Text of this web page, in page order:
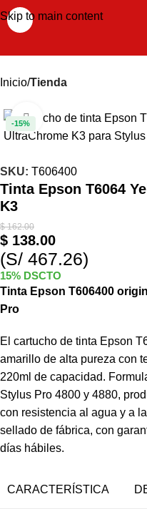
Skip to main content
Inicio Tienda
-15% Haga clic para
SKU: T606400
Tinta Epson T6064
K3
$162.00
$ 138.00
(S/ 467.26)
15% DSCTO
Tinta Epson T606400
Pro
El cartucho de tinta Epson
amarillo de alta pureza con
220ml de capacidad.
Stylus Pro 4800 y 4880,
con resistencia al agua y a
sellado de fábrica, con
días hábiles.
CARACTERÍSTICA